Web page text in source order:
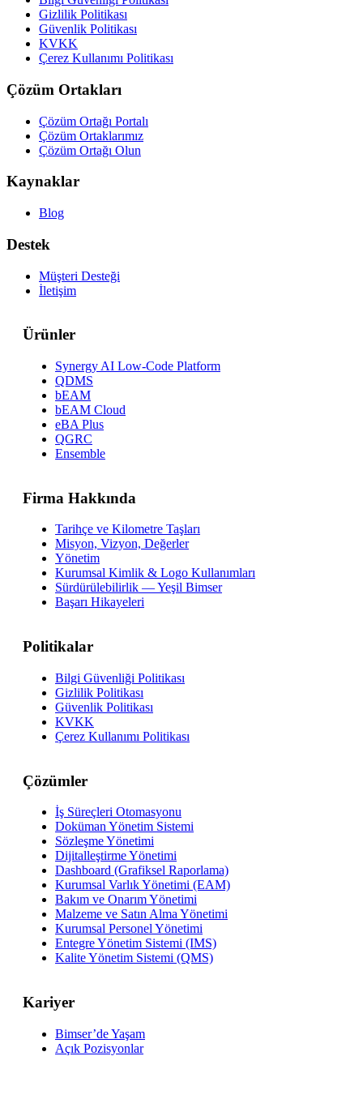
Gizlilik Politikası
Güvenlik Politikası
KVKK
Çerez Kullanımı Politikası
Çözüm Ortakları
Çözüm Ortağı Portalı
Çözüm Ortaklarımız
Çözüm Ortağı Olun
Kaynaklar
Blog
Destek
Müşteri Desteği
İletişim
Ürünler
Synergy AI Low-Code Platform
QDMS
bEAM
bEAM Cloud
eBA Plus
QGRC
Ensemble
Firma Hakkında
Tarihçe ve Kilometre Taşları
Misyon, Vizyon, Değerler
Yönetim
Kurumsal Kimlik & Logo Kullanımları
Sürdürülebilirlik — Yeşil Bimser
Başarı Hikayeleri
Politikalar
Bilgi Güvenliği Politikası
Gizlilik Politikası
Güvenlik Politikası
KVKK
Çerez Kullanımı Politikası
Çözümler
İş Süreçleri Otomasyonu
Doküman Yönetim Sistemi
Sözleşme Yönetimi
Dijitalleştirme Yönetimi
Dashboard (Grafiksel Raporlama)
Kurumsal Varlık Yönetimi (EAM)
Bakım ve Onarım Yönetimi
Malzeme ve Satın Alma Yönetimi
Kurumsal Personel Yönetimi
Entegre Yönetim Sistemi (IMS)
Kalite Yönetim Sistemi (QMS)
Kariyer
Bimser’de Yaşam
Açık Pozisyonlar